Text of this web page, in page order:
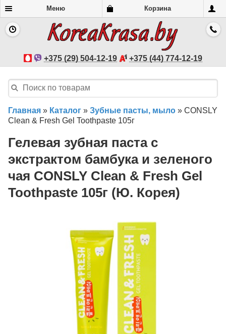
Меню Корзина
+375 (29) 504-12-19 +375 (44) 774-12-19
Главная » Каталог » Зубные пасты, мыло » CONSLY
Clean & Fresh Gel Toothpaste 105г
Гелевая зубная паста с
экстрактом бамбука и зеленого
чая CONSLY Clean & Fresh Gel
Toothpaste 105г (Ю. Корея)